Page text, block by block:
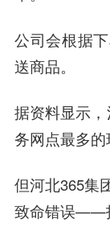
公司会根据
送商品。
据资料显示
务网点最多的
但河北365集
致命错误——